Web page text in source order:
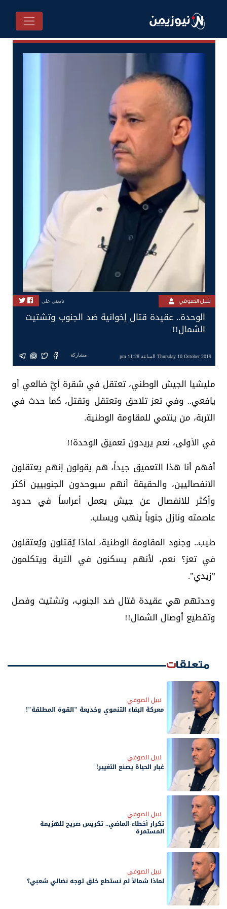
نبيل الصوفي تابعنى على
الوحدة.. عقيدة قتال إخوانية ضد الجنوب وتشتيت
الشمال!!
Thursday 10 October 2019 الساعة 11:28 pm مشاركة
مليشيا الجيش الوطني، تعتقل في شقرة أيَّ ضالعي أو
يافعي.. وفي تعز تلاحق وتعتقل وتقتل، كما حدث في
التربة، من ينتمي للمقاومة الوطنية.
في الأولى، نعم يريدون تعميق الوحدة!!
أفهم أنا هذا التعميق جيداً، هم يقولون إنهم يعتقلون
الانفصاليين، والحقيقة أنهم سيوحدون الجنوبيين أكثر
وأكثر للانفصال عن جيش يعمل أعراساً في حدود
عاصمته ونازل جنوباً ينهب ويسلب.
طيب.. وجنود المقاومة الوطنية، لماذا يُقتلون ويُعتقلون
في تعز؟ نعم، لأنهم يسكنون في التربة ويتكلمون
"زيدي".
وحدتهم هي عقيدة قتال ضد الجنوب، وتشتيت وفصل
وتقطيع أوصال الشمال!!
متعلقات
نبيل الصوفي
معركة البقاء التنموي وخديعة "القوة المطلقة"!
نبيل الصوفي
غبار الحياة يصنع التغيير!
نبيل الصوفي
تكرار أخطاء الماضي.. تكريس صريح للهزيمة
المستمرة
نبيل الصوفي
لماذا شمالاً لم نستطع خلق توجه نضالي شعبي؟